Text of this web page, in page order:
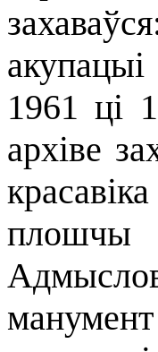
1961 ці
архіве
плошчы